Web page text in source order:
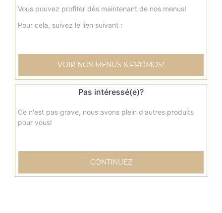
menu tacos, menu tacos mexicain, menu tacos cannibal, ...
+
Vous pouvez profiter dès maintenant de nos menus!
Pour cela, suivez le lien suivant :
VOIR NOS MENUS & PROMOS!
Pas intéressé(e)?
Ce n'est pas grave, nous avons plein d'autres produits
pour vous!
CONTINUEZ